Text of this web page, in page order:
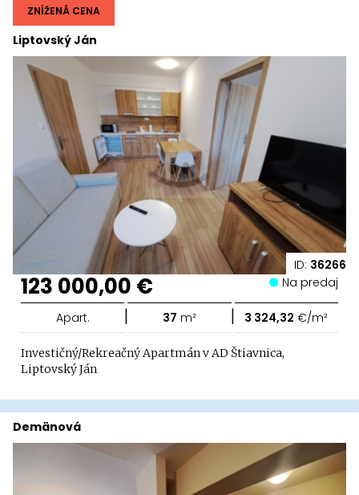
ID: 36266
Liptovský Ján
ZNÍŽENÁ CENA
123 000,00 € Na predaj
Apart. | 37 m² | 3 324,32 €/m²
Investičný/Rekreačný Apartmán v AD Štiavnica,
Liptovský Ján
Demänová